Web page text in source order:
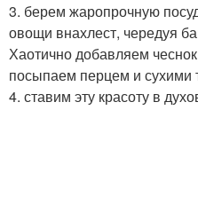
3. берем жаропрочную
овощи внахлест, чередуя
Хаотично добавляем
посыпаем перцем и сухими
4. ставим эту красоту в